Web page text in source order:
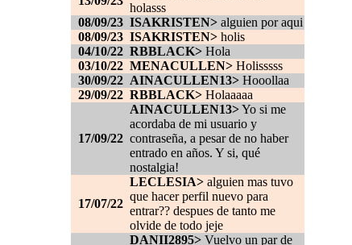
holasss
08/09/23 ISAKRISTEN> alguien por aqui
08/09/23 ISAKRISTEN> holis
04/10/22 RBBLACK> Hola
03/10/22 MENACULLEN> Holisssss
30/09/22 AINACULLEN13> Hooollaa
29/09/22 RBBLACK> Holaaaaa
17/09/22
AINACULLEN13>Yo si me
acordaba de mi usuario y
contraseña, a pesar de no haber
entrado en años. Y si, qué
nostalgia!
17/07/22
LECLESIA> alguien mas tuvo
que hacer perfil nuevo para
entrar?? despues de tanto me
olvide de todo jeje
DANII2895> Vuelvo un par de